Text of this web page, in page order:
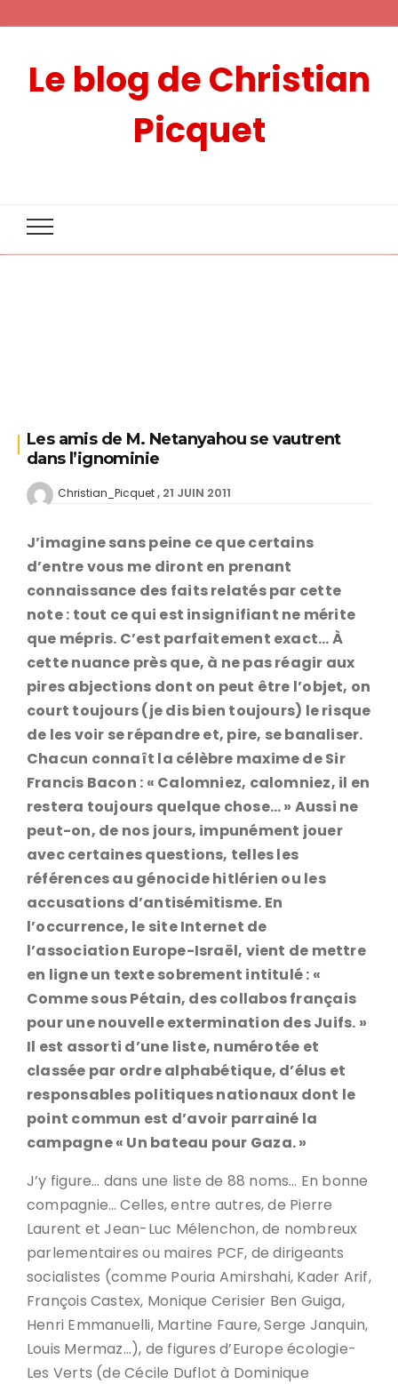
Le blog de Christian
Picquet
Les amis de M. Netanyahou se vautrent
dans l’ignominie
Christian_Picquet 21 JUIN 2011
J’imagine sans peine ce que certains
d’entre vous me diront en prenant
connaissance des faits relatés par cette
note : tout ce qui est insignifiant ne mérite
que mépris. C’est parfaitement exact… À
cette nuance près que, à ne pas réagir aux
pires abjections dont on peut être l’objet, on
court toujours (je dis bien toujours) le risque
de les voir se répandre et, pire, se banaliser.
Chacun connaît la célèbre maxime de Sir
Francis Bacon : « Calomniez, calomniez, il en
restera toujours quelque chose… » Aussi ne
peut-on, de nos jours, impunément jouer
avec certaines questions, telles les
références au génocide hitlérien ou les
accusations d’antisémitisme. En
l’occurrence, le site Internet de
l’association Europe-Israël, vient de mettre
en ligne un texte sobrement intitulé : «
Comme sous Pétain, des collabos français
pour une nouvelle extermination des Juifs. »
Il est assorti d’une liste, numérotée et
classée par ordre alphabétique, d’élus et
responsables politiques nationaux dont le
point commun est d’avoir parrainé la
campagne « Un bateau pour Gaza. »
J’y figure… dans une liste de 88 noms… En bonne
compagnie… Celles, entre autres, de Pierre
Laurent et Jean-Luc Mélenchon, de nombreux
parlementaires ou maires PCF, de dirigeants
socialistes (comme Pouria Amirshahi, Kader Arif,
François Castex, Monique Cerisier Ben Guiga,
Henri Emmanuelli, Martine Faure, Serge Janquin,
Louis Mermaz…), de figures d’Europe écologie-
Les Verts (de Cécile Duflot à Dominique